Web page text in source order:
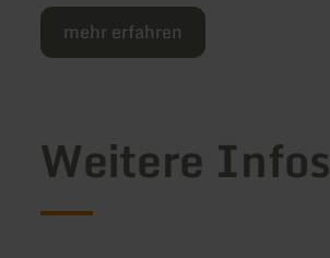
mehr erfahren
Weitere Infos